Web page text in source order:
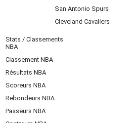
San Antonio Spurs
Cleveland Cavaliers
Stats / Classements
NBA
Classement NBA
Résultats NBA
Scoreurs NBA
Rebondeurs NBA
Passeurs NBA